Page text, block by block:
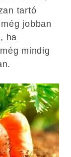
tartó
jobban
ha
mindig